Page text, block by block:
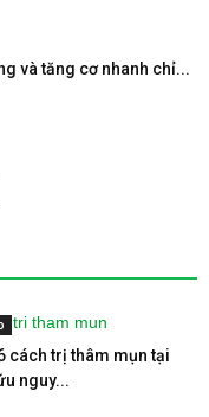
và tăng cơ nhanh chỉ...
cách trị thâm mụn tại
nguy...